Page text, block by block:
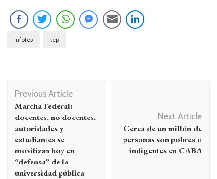
infotep tep
Navegación
de
entradas
Previous Article
Marcha Federal:
docentes, no docentes,
autoridades y
estudiantes se
movilizan hoy en
“defensa” de la
universidad pública
Next Article
Cerca de un millón de
personas son pobres o
indigentes en CABA